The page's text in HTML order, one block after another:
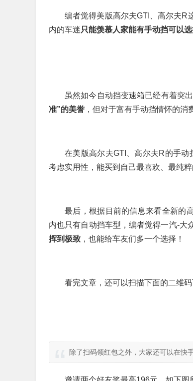
编者觉得美版高尔夫GTI、高尔夫R
内的车迷只能羡慕人家能有手动挡可以选
虽然如今自动挡变速箱已经有着突
准”的美誉 ，但对于富有手动挡情怀的消
在美版高尔夫GTI、高尔夫R的手
考虑实用性，能买到自己最喜欢、最纯
最后，根据目前的信息来看全新的
内也只有自动挡车型，编者觉得一汽-大
挥到极致 ，也能给车友们多一个选择！
看完文章，还可以扫描下面的二维
除了扫码领红包之外，大家还可以在快